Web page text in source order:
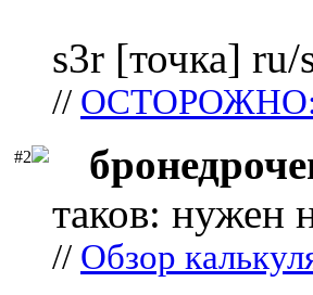
s3r [точка]
//
#2
таков: нужен
// Обзор